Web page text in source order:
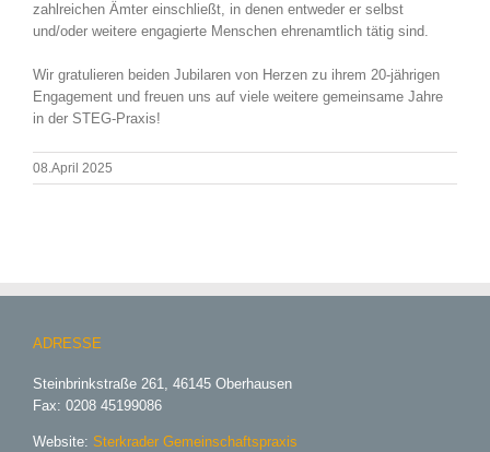
zahlreichen Ämter einschließt, in denen entweder er selbst
und/oder weitere engagierte Menschen ehrenamtlich tätig sind.
Wir gratulieren beiden Jubilaren von Herzen zu ihrem 20-jährigen
Engagement und freuen uns auf viele weitere gemeinsame Jahre
in der STEG-Praxis!
08.April 2025
ADRESSE
Steinbrinkstraße 261, 46145 Oberhausen
Fax: 0208 45199086
Website: Sterkrader Gemeinschaftspraxis